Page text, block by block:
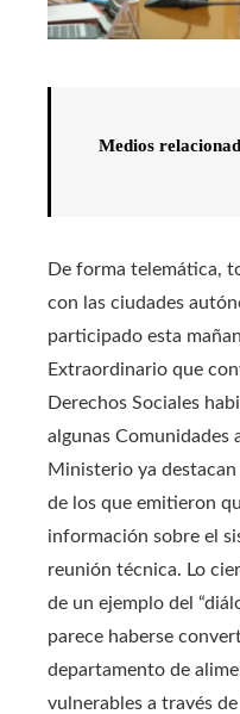
Medios
De forma telemática,
con las ciudades
participado esta
Extraordinario que
Derechos Sociales
algunas Comunidades
Ministerio ya destacan
de los que emitieron
información sobre el
reunión técnica. Lo
de un ejemplo del
parece haberse
departamento de
vulnerables a través